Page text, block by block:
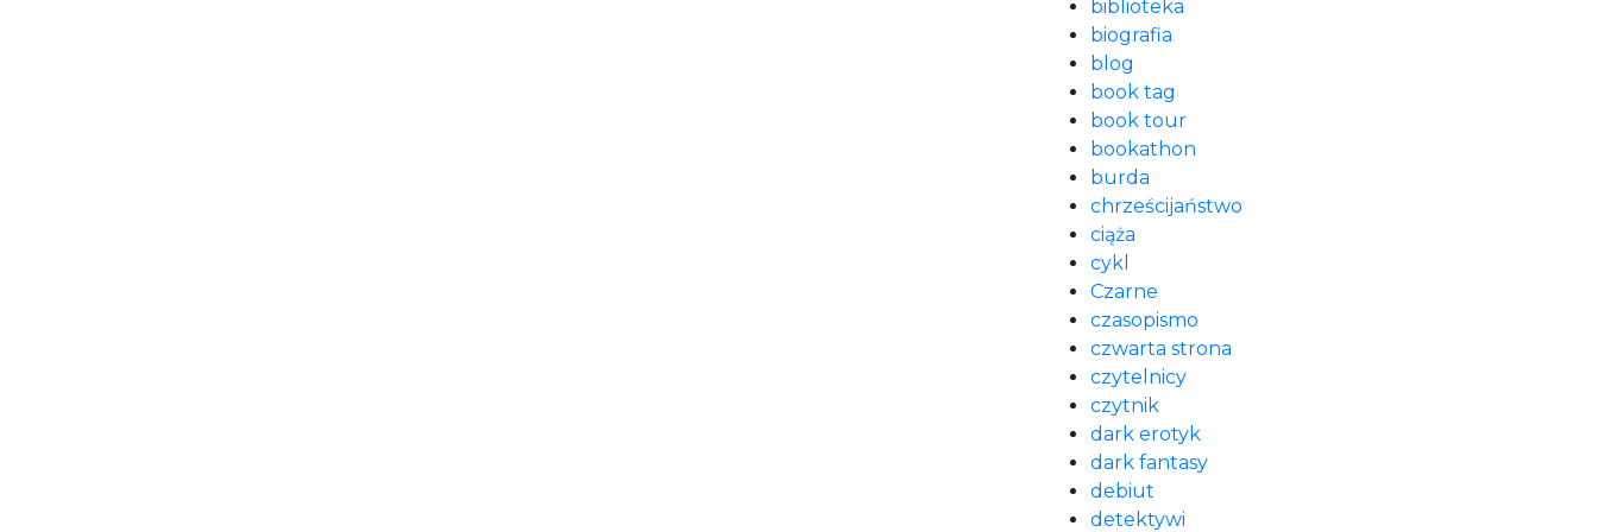
biblioteka
biografia
blog
book tag
book tour
bookathon
burda
chrześcijaństwo
ciąża
cykl
Czarne
czasopismo
czwarta strona
czytelnicy
czytnik
dark erotyk
dark fantasy
debiut
detektywi